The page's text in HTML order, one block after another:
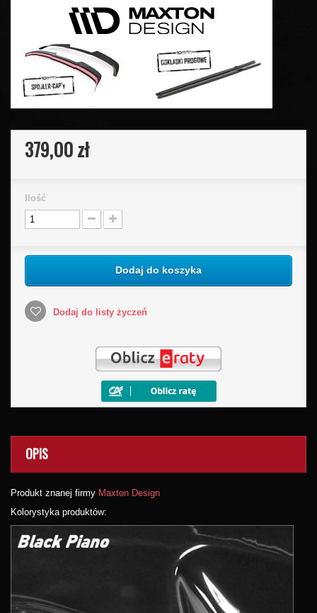
379,00 zł
Ilość
Dodaj do koszyka
Dodaj do listy życzeń
OPIS
Produkt znanej firmy Maxton Design
Kolorystyka produktów: